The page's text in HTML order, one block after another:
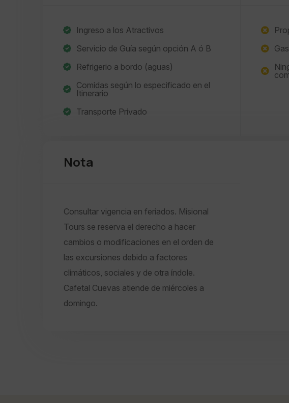
Ingreso a los Atractivos
Servicio de Guía según opción A ó B
Refrigerio a bordo (aguas)
Comidas según lo especificado en el
Itinerario
Transporte Privado
Nota
Consultar vigencia en feriados. Misional
Tours se reserva el derecho a hacer
cambios o modificaciones en el orden de
las excursiones debido a factores
climáticos, sociales y de otra índole.
Cafetal Cuevas atiende de miércoles a
domingo.